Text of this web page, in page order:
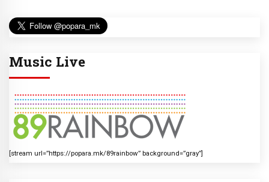
Music Live
[stream url=”https://popara.mk/89rainbow” background=”gray”]